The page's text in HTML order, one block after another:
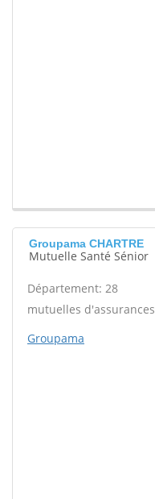
Groupama CHARTRE
Mutuelle Santé Sénior
Département: 28
mutuelles d'assurances
Groupama